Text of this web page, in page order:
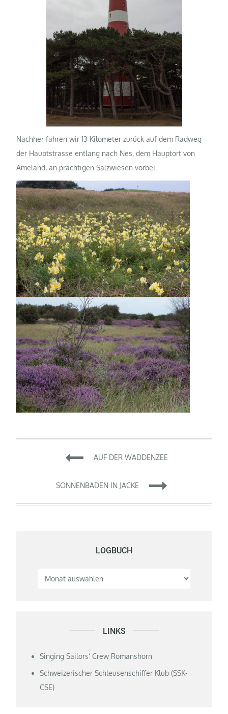
Nachher fahren wir 13 Kilometer zurück auf dem Radweg
der Hauptstrasse entlang nach Nes, dem Hauptort von
Ameland, an prächtigen Salzwiesen vorbei.
Beitragsnavigation
AUF DER WADDENZEE
SONNENBADEN IN JACKE
LOGBUCH Logbuch
LINKS
Singing Sailors‘ Crew Romanshorn
Schweizerischer Schleusenschiffer Klub (SSK-
CSE)